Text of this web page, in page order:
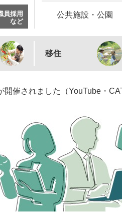
員採用
など
公共施設・公園
移住
催されました（YouTube・